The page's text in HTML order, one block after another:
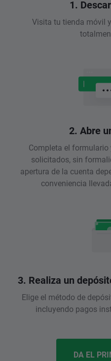
1.
Visita tu tienda móvil
2. Abre
Completa el
solicitados, sin
apertura de la cuenta
conveniencia
3. Realiza un
Elige el método de
incluyendo pagos
DA EL